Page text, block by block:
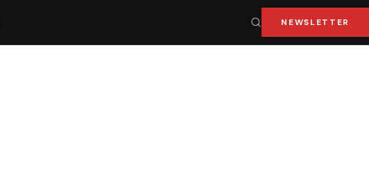
NEWSLETTER